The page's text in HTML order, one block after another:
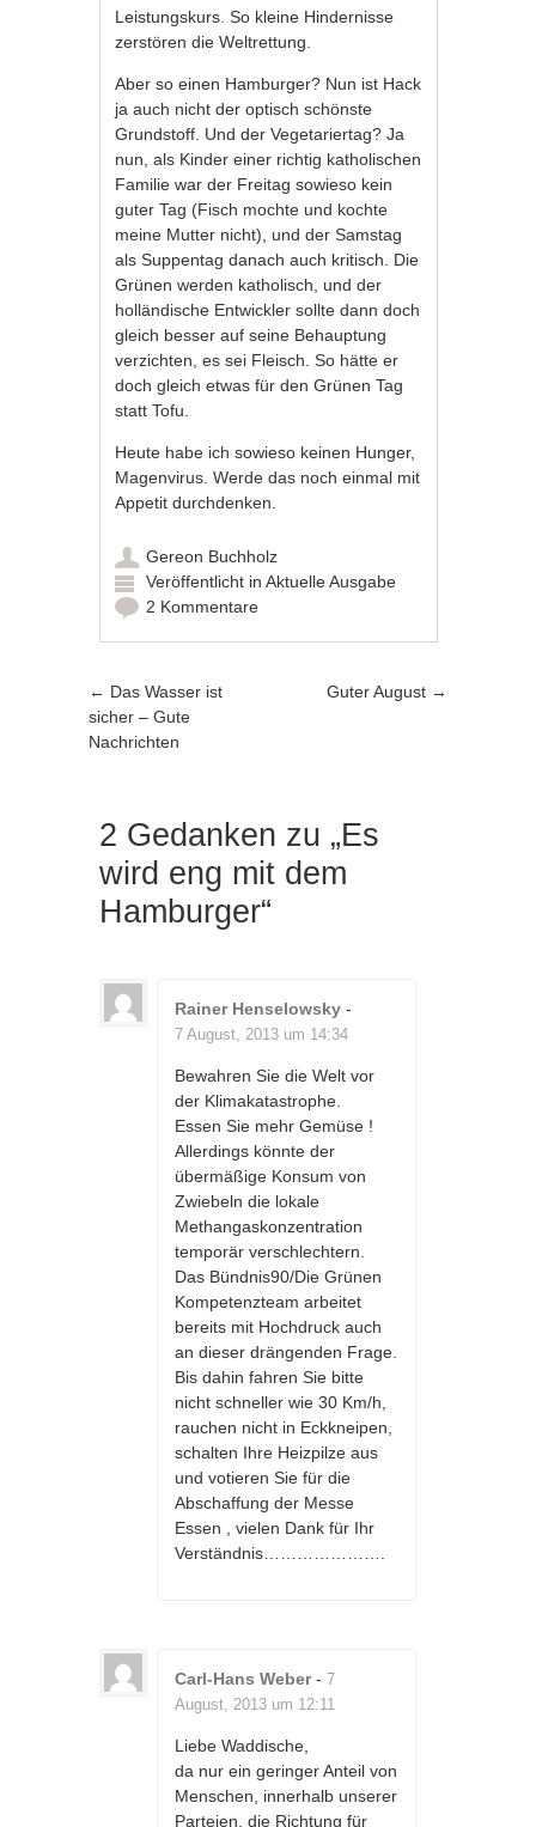
Leistungskurs. So kleine Hindernisse
zerstören die Weltrettung.
Aber so einen Hamburger? Nun ist Hack
ja auch nicht der optisch schönste
Grundstoff. Und der Vegetariertag? Ja
nun, als Kinder einer richtig katholischen
Familie war der Freitag sowieso kein
guter Tag (Fisch mochte und kochte
meine Mutter nicht), und der Samstag
als Suppentag danach auch kritisch. Die
Grünen werden katholisch, und der
holländische Entwickler sollte dann doch
gleich besser auf seine Behauptung
verzichten, es sei Fleisch. So hätte er
doch gleich etwas für den Grünen Tag
statt Tofu.
Heute habe ich sowieso keinen Hunger,
Magenvirus. Werde das noch einmal mit
Appetit durchdenken.
Gereon Buchholz
Veröffentlicht inAktuelle Ausgabe
2 Kommentare
Artikel-Navigation
← Das Wasser ist
sicher – Gute
Nachrichten
Guter August →
2 Gedanken zu „Es
wird eng mit dem
Hamburger“
Rainer Henselowsky -
7 August, 2013 um 14:34
Bewahren Sie die Welt vor
der Klimakatastrophe.
Essen Sie mehr Gemüse !
Allerdings könnte der
übermäßige Konsum von
Zwiebeln die lokale
Methangaskonzentration
temporär verschlechtern.
Das Bündnis90/Die Grünen
Kompetenzteam arbeitet
bereits mit Hochdruck auch
an dieser drängenden Frage.
Bis dahin fahren Sie bitte
nicht schneller wie 30 Km/h,
rauchen nicht in Eckkneipen,
schalten Ihre Heizpilze aus
und votieren Sie für die
Abschaffung der Messe
Essen , vielen Dank für Ihr
Verständnis………………….
Carl-Hans Weber- 7
August, 2013 um 12:11
Liebe Waddische,
da nur ein geringer Anteil von
Menschen, innerhalb unserer
Parteien, die Richtung für